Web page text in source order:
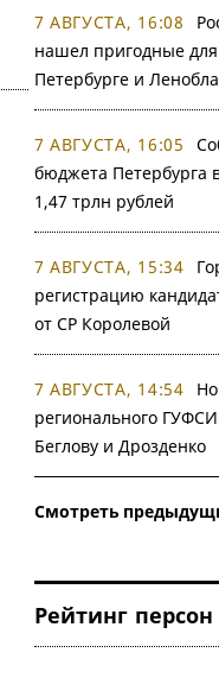
7 АВГУСТА, 16:08
нашел пригодные
Петербурге и
7 АВГУСТА, 16:05
бюджета Петербурга
1,47 трлн рублей
7 АВГУСТА, 15:34
регистрацию
от СР Королевой
7 АВГУСТА, 14:54
регионального
Беглову и Дрозденко
Смотреть
Рейтинг